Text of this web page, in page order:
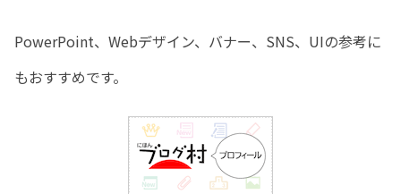
PowerPoint、Webデザイン、バナー、SNS、UIの参考に
もおすすめです。